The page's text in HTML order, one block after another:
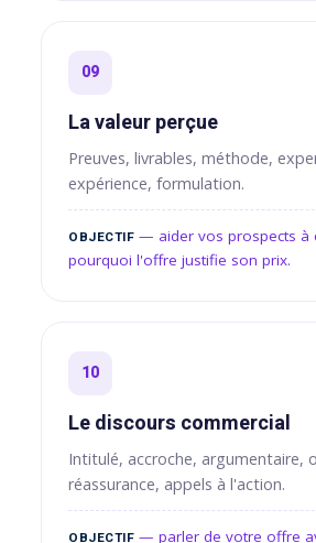
09
La valeur perçue
Preuves, livrables, méthode,
expérience, formulation.
OBJECTIF — aider vos prospects à
pourquoi l'offre justifie son prix.
10
Le discours commercial
Intitulé, accroche, argumentaire,
réassurance, appels à l'action.
OBJECTIF — parler de votre offre